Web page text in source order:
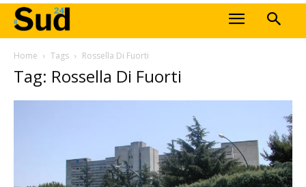
Home Tags Rossella Di Fuorti
Tag: Rossella Di Fuorti